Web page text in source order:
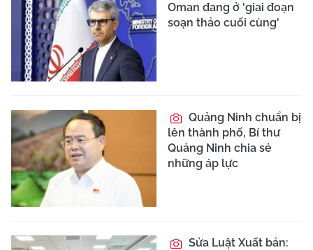
Oman đang ở 'giai đoạn
soạn thảo cuối cùng'
Quảng Ninh chuẩn bị
lên thành phố, Bí thư
Quảng Ninh chia sẻ
những áp lực
Sửa Luật Xuất bản: